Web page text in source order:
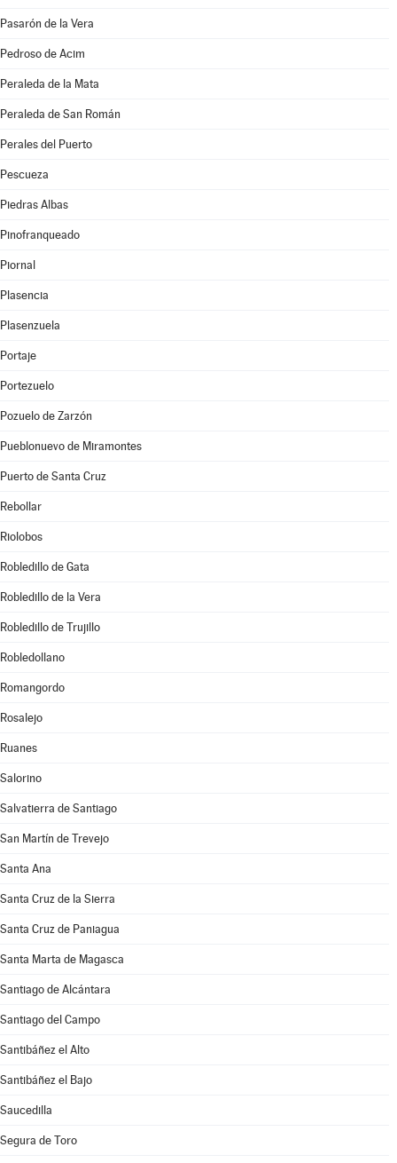
Pasarón de la Vera
Pedroso de Acim
Peraleda de la Mata
Peraleda de San Román
Perales del Puerto
Pescueza
Piedras Albas
Pinofranqueado
Piornal
Plasencia
Plasenzuela
Portaje
Portezuelo
Pozuelo de Zarzón
Pueblonuevo de Miramontes
Puerto de Santa Cruz
Rebollar
Riolobos
Robledillo de Gata
Robledillo de la Vera
Robledillo de Trujillo
Robledollano
Romangordo
Rosalejo
Ruanes
Salorino
Salvatierra de Santiago
San Martín de Trevejo
Santa Ana
Santa Cruz de la Sierra
Santa Cruz de Paniagua
Santa Marta de Magasca
Santiago de Alcántara
Santiago del Campo
Santibáñez el Alto
Santibáñez el Bajo
Saucedilla
Segura de Toro